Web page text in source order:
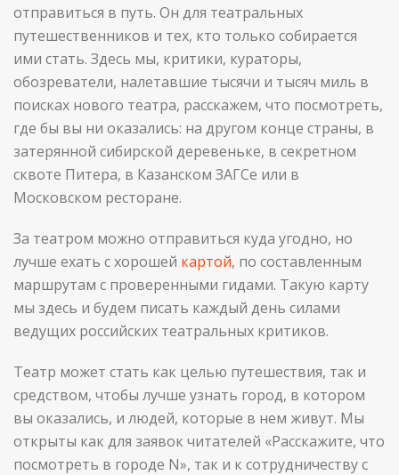
отправиться в путь. Он для театральных
путешественников и тех, кто только собирается
ими стать. Здесь мы, критики, кураторы,
обозреватели, налетавшие тысячи и тысяч миль в
поисках нового театра, расскажем, что посмотреть,
где бы вы ни оказались: на другом конце страны, в
затерянной сибирской деревеньке, в секретном
сквоте Питера, в Казанском ЗАГСе или в
Московском ресторане.
За театром можно отправиться куда угодно, но
лучше ехать с хорошей картой, по составленным
маршрутам с проверенными гидами. Такую карту
мы здесь и будем писать каждый день силами
ведущих российских театральных критиков.
Театр может стать как целью путешествия, так и
средством, чтобы лучше узнать город, в котором
вы оказались, и людей, которые в нем живут. Мы
открыты как для заявок читателей «Расскажите, что
посмотреть в городе N», так и к сотрудничеству с